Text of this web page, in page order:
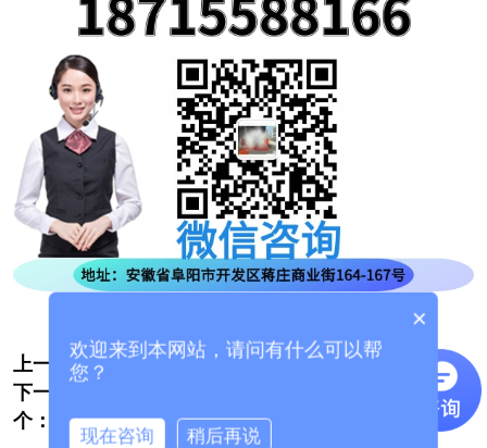
上一个: 龙门式工程洗车机厂家-全国批发价更实惠
下一
个：
×
欢迎来到本网站，请问有什么可以帮
您？
现在咨询 稍后再说